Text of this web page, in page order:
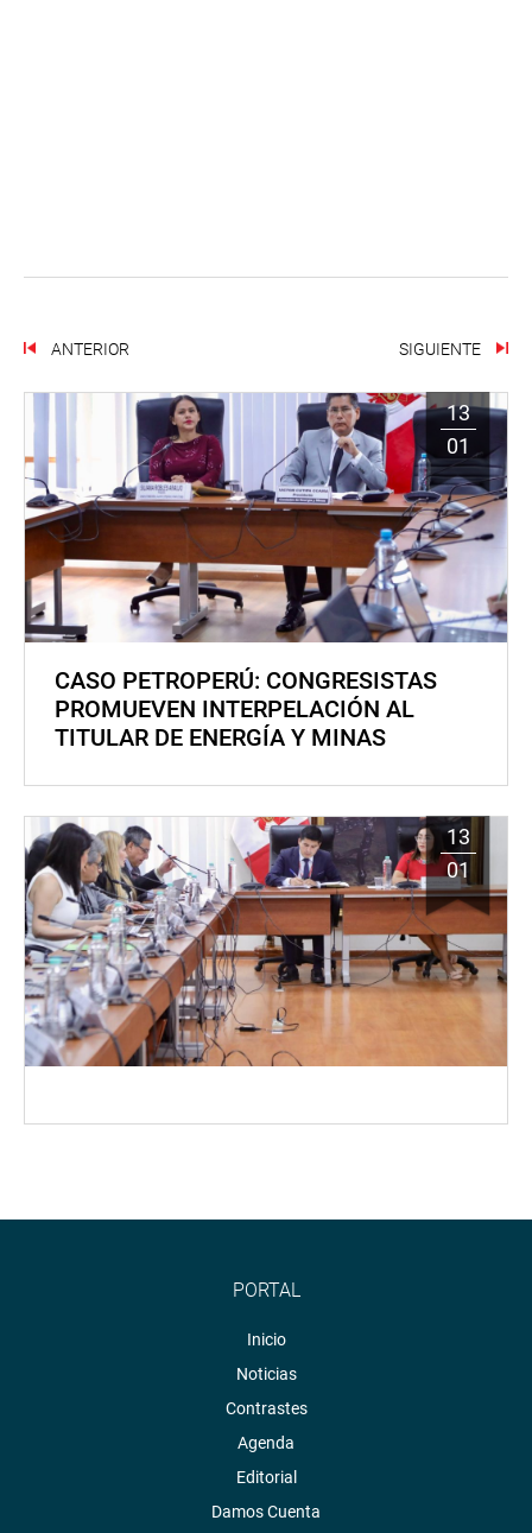
ANTERIOR SIGUIENTE
13
01
CASO PETROPERÚ: CONGRESISTAS
PROMUEVEN INTERPELACIÓN AL
TITULAR DE ENERGÍA Y MINAS
13
01
PORTAL
Inicio
Noticias
Contrastes
Agenda
Editorial
Damos Cuenta